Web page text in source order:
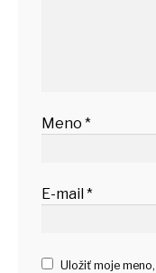
Meno *
E-mail*
Uložiť moje